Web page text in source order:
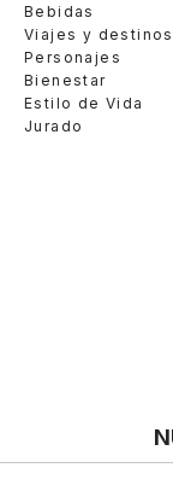
Bebidas
Viajes y destinos
Personajes
Bienestar
Estilo de Vida
Jurado